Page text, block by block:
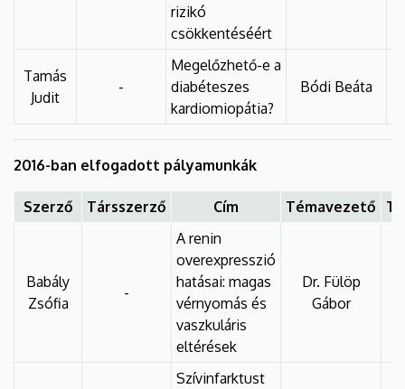
rizikó
csökkentéséért
Tamás
Judit
-
Megelőzhető-e a
diabéteszes
kardiomiopátia?
Bódi Beáta
2016-ban elfogadott pályamunkák
Szerző Társszerző Cím Témavezető
Babály
Zsófia
-
A renin
overexpresszió
hatásai: magas
vérnyomás és
vaszkuláris
eltérések
Dr. Fülöp
Gábor
Szívinfarktust